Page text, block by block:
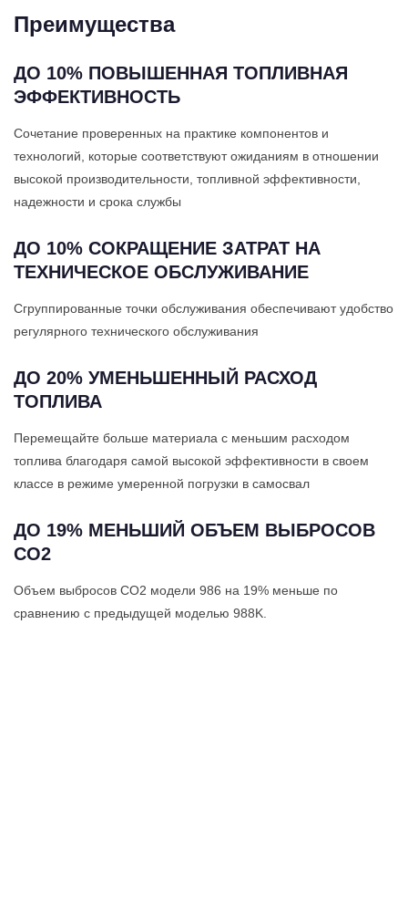
Преимущества
ДО 10% ПОВЫШЕННАЯ ТОПЛИВНАЯ
ЭФФЕКТИВНОСТЬ
Сочетание проверенных на практике компонентов и
технологий, которые соответствуют ожиданиям в отношении
высокой производительности, топливной эффективности,
надежности и срока службы
ДО 10% СОКРАЩЕНИЕ ЗАТРАТ НА
ТЕХНИЧЕСКОЕ ОБСЛУЖИВАНИЕ
Сгруппированные точки обслуживания обеспечивают удобство
регулярного технического обслуживания
ДО 20% УМЕНЬШЕННЫЙ РАСХОД
ТОПЛИВА
Перемещайте больше материала с меньшим расходом
топлива благодаря самой высокой эффективности в своем
классе в режиме умеренной погрузки в самосвал
ДО 19% МЕНЬШИЙ ОБЪЕМ ВЫБРОСОВ
CO2
Объем выбросов CO2 модели 986 на 19% меньше по
сравнению с предыдущей моделью 988K.